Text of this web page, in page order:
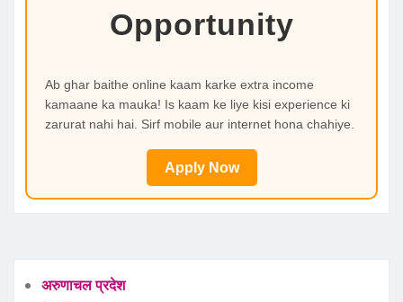
Opportunity
Ab ghar baithe online kaam karke extra income
kamaane ka mauka! Is kaam ke liye kisi experience ki
zarurat nahi hai. Sirf mobile aur internet hona chahiye.
Apply Now
अरुणाचल प्रदेश